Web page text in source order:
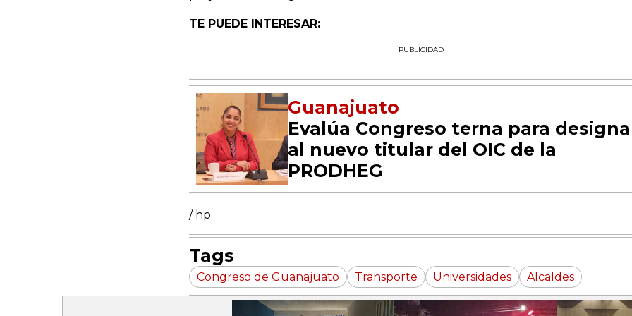
TE PUEDE INTERESAR:
PUBLICIDAD
Guanajuato
Evalúa Congreso terna para
al nuevo titular del OIC de la
PRODHEG
/ hp
Tags
Congreso de Guanajuato Transporte Universidades Alcaldes